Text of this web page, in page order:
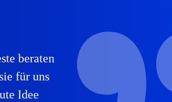
beraten
für uns
Idee